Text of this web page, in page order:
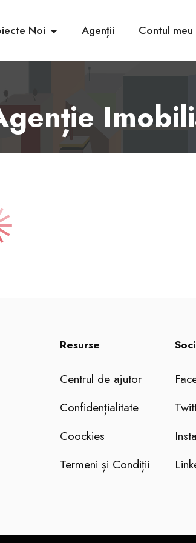
Noi Agenții Contul meu
Resurse
Centrul de ajutor
Confidențialitate
Coockies
Termeni și Condiții